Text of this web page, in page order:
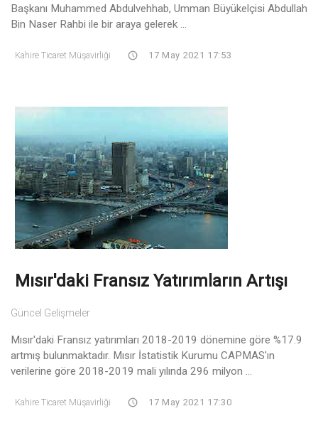
Başkanı Muhammed Abdulvehhab, Umman Büyükelçisi Abdullah
Bin Naser Rahbi ile bir araya gelerek ...
Kahire Ticaret Müşavirliği 17 May 2021 17:53
Mısır'daki Fransız Yatırımların Artışı
Güncel Gelişmeler
Mısır'daki Fransız yatırımları 2018-2019 dönemine göre %17.9
artmış bulunmaktadır. Mısır İstatistik Kurumu CAPMAS'ın
verilerine göre 2018-2019 mali yılında 296 milyon ...
Kahire Ticaret Müşavirliği 17 May 2021 17:30